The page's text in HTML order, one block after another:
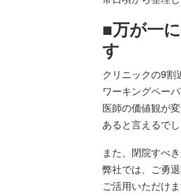
■万が一
す
クリニックの9割
ワーキングペー
医師の価値観が
あると言えるでし
また、閉院すべ
弊社では、ご勇
ご活用いただけ